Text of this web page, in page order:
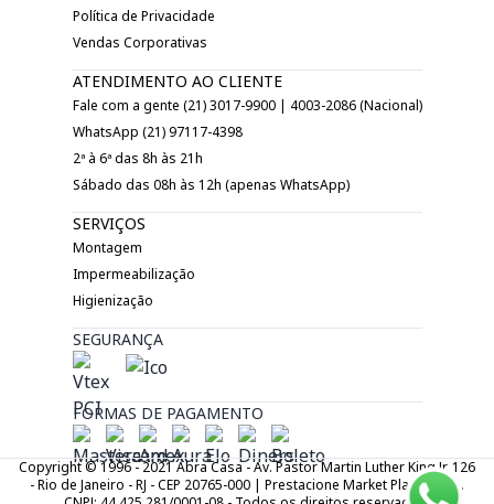
Política de Privacidade
Vendas Corporativas
ATENDIMENTO AO CLIENTE
Fale com a gente (21) 3017-9900 | 4003-2086 (Nacional)
WhatsApp (21) 97117-4398
2ª à 6ª das 8h às 21h
Sábado das 08h às 12h (apenas WhatsApp)
SERVIÇOS
Montagem
Impermeabilização
Higienização
SEGURANÇA
FORMAS DE PAGAMENTO
Copyright © 1996 - 2021 Abra Casa - Av. Pastor Martin Luther King Jr. 126
- Rio de Janeiro - RJ - CEP 20765-000 | Prestacione Market Place LTDA.